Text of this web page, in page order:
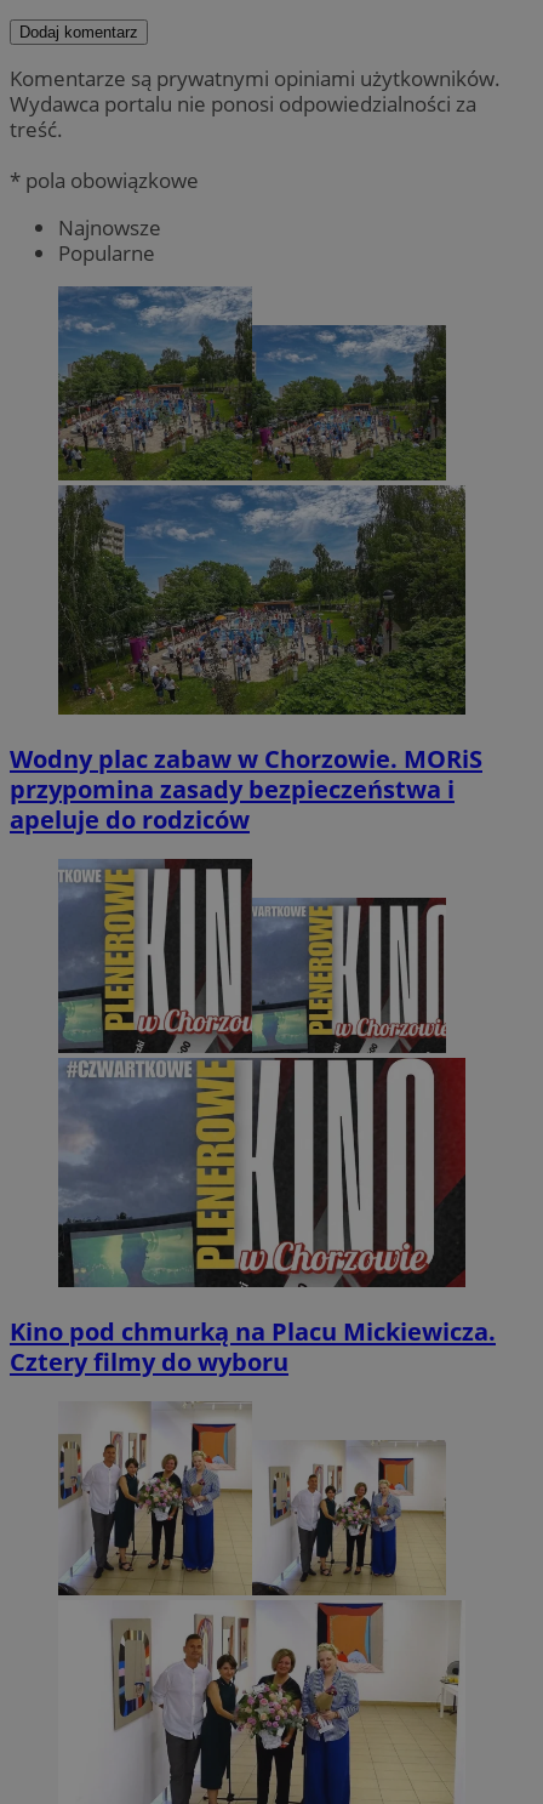
Dodaj komentarz
Komentarze są prywatnymi opiniami użytkowników.
Wydawca portalu nie ponosi odpowiedzialności za
treść.
* pola obowiązkowe
Najnowsze
Popularne
Wodny plac zabaw w Chorzowie. MORiS
przypomina zasady bezpieczeństwa i
apeluje do rodziców
Kino pod chmurką na Placu Mickiewicza.
Cztery filmy do wyboru